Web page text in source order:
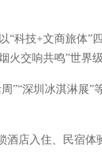
技+文商旅体”
交响共鸣”世界
深圳冰淇淋展”
入住、民宿体